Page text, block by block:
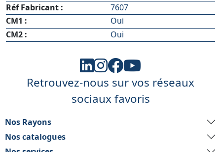
Réf Fabricant :
7607
CM1 :
Oui
CM2 :
Oui
Retrouvez-nous sur vos réseaux
sociaux favoris
Nos Rayons
Nos catalogues